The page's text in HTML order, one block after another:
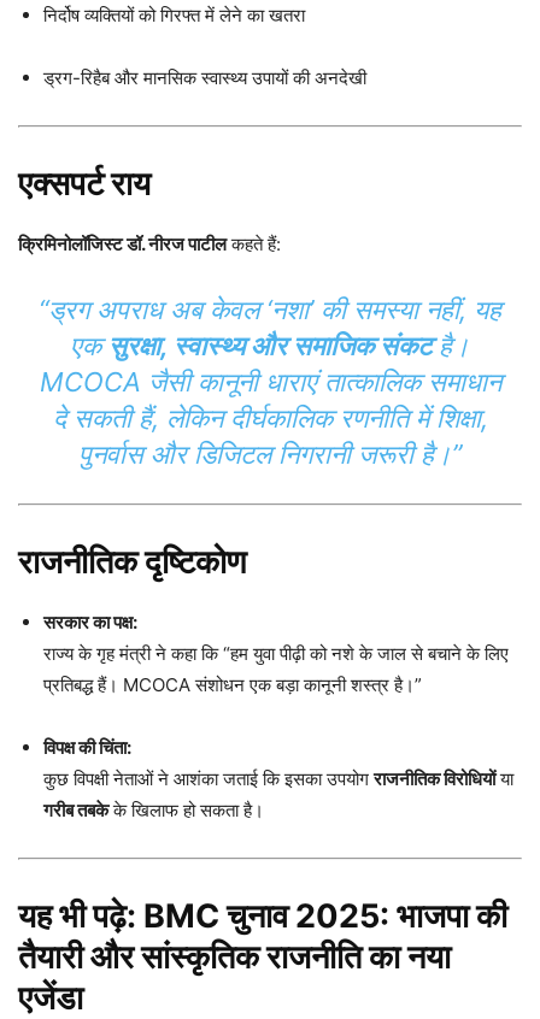
निर्दोष व्यक्तियों को गिरफ्त में लेने का खतरा
ड्रग-रिहैब और मानसिक स्वास्थ्य उपायों की अनदेखी
एक्सपर्ट राय
क्रिमिनोलॉजिस्ट डॉ. नीरज पाटीलकहते हैं:
“ड्रग अपराध अब केवल ‘नशा’ की समस्या नहीं, यह
एकसुरक्षा, स्वास्थ्य और समाजिक संकटहै।
MCOCA जैसी कानूनी धाराएं तात्कालिक समाधान
दे सकती हैं, लेकिन दीर्घकालिक रणनीति में शिक्षा,
पुनर्वास और डिजिटल निगरानी जरूरी है।”
राजनीतिक दृष्टिकोण
सरकार का पक्ष:
राज्य के गृह मंत्री ने कहा कि “हम युवा पीढ़ी को नशे के जाल से बचाने के लिए
प्रतिबद्ध हैं। MCOCA संशोधन एक बड़ा कानूनी शस्त्र है।”
विपक्ष की चिंता:
कुछ विपक्षी नेताओं ने आशंका जताई कि इसका उपयोगराजनीतिक विरोधियोंया
गरीब तबकेके खिलाफ हो सकता है।
यह भी पढ़े: BMC चुनाव 2025: भाजपा की
तैयारी और सांस्कृतिक राजनीति का नया
एजेंडा